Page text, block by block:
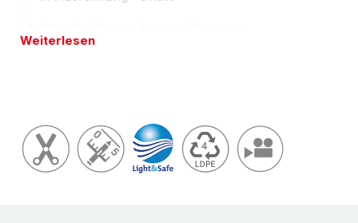
Länge(n) wie in Preistabelle unten oder
zugeschnitten auf Ihre Wunschlänge; Toleranzen
Weiterlesen